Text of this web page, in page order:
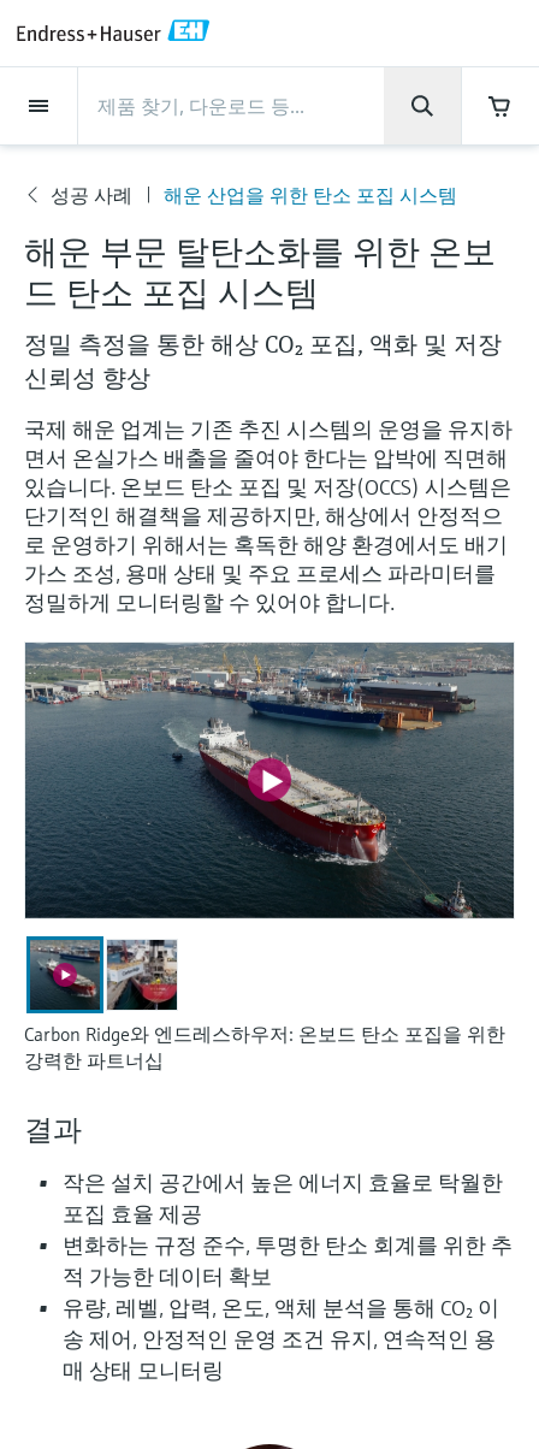
제품
Flow measurement
Level
액체 분석
온도 측정
Pressure
시스템 구성품
화학적 특성의 광학 분석
Netilion IIoT
소프트웨어
제품 도구
쉽고 빠른 제품 검색
다양한 필터를 통해 적합한 제품을 쉽고 빠르
어플리케이터
애플리케이션 파라미터를 사용하여 제품 검
색 및 사양 구성하기
Find product-specific information and
documentation
스페어 파트 검색
신속한 계기 교체 및 수리를 위해 제품의 루
트, 혹은 오더 코드를 통해 스페어 파트를 검
색하고 계기의 세부 사항, 도면 및 조립 매뉴
얼에 손쉽게 액세스해 보시기 바랍니다.
Flow measurement
전자 유량계
코리올리스 질량 유량계
초음파 유량계
볼텍스 유량계
열 질량식 유량계
Differential pressure flow
measurement
모두 쇼핑하기
Level
Radar level measurement
Vibronic point level detection
Guided radar level measurement
Ultrasonic level measurement
Capacitance level measurement
Hydrostatic level measurement
Conductive level measurement
Float switch level measurement
Radiometric level measurement
Paddle switch level measurement
Servo level measurement
Electromechanical level
measurement
Microwave barrier level
measurement
모두 쇼핑하기
액체 분석
pH sensors & transmitters
Conductivity sensors & transmitters
Turbidity sensors & transmitters
Chlorine sensors & transmitters
Oxygen sensors & transmitters
Laboratory instruments
자동 용수 샘플러
TOC, COD & SAC analyzers
ORP sensors & transmitters
Sludge level sensors & transmitters
Nutrient analyzers & sensors
Analyzers for hardness, iron & more
프로세스 광도계
Microwave transmission
measurement
Memosens 기술
모두 쇼핑하기
온도 측정
Temperature transmitters
Industrial thermometers
써모웰
고온 온도계
위생 온도계
소형 온도계
온도 스위치
표면 온도계
케이블 프로브
멀티포인트 온도 센서
모두 쇼핑하기
Pressure
Absolute and gauge pressure
measurement
차압 변환기를 사용한 연속 압력 측
정
시스템 구성품
Data managers & data loggers
프로세스 디스플레이 및 컨트롤 유
닛
전원 공급 장치 및 배리어
WirelessHART 솔루션
게이트웨이 및 모뎀
장치 구성 태블릿
에너지 매니저 및 애플리케이션 매
니저
서지 피뢰기
모두 쇼핑하기
화학적 특성의 광학 분석
TDLAS 및 QF 분석기
Raman 분광 분석기
배출 모니터링 솔루션
입자 측정 계기
디지털 분석기 솔루션
프로세스 가스 분석기
공기질 측정 계기
연기 감지기
가시거리 측정 계기
높이 초과 감지기
모두 쇼핑하기
Netilion IIoT
Netilion Value
Netilion Health
Netilion Analytics
Netilion Library
Netilion Inventory
Netilion Connect
Netilion Device Viewer
Netilion Water
서비스
프로젝트 및 시운전 서비스
서비스 지원 및 트레이닝
유지보수 서비스
성능 최적화 서비스
View all
프로젝트 및 시운전 서비스
계기의 시운전 서비스
산업 프로젝트 관리 서비스
워런티 연장
서비스 지원 및 트레이닝
스마트 서포트
원격 자산 모니터링
프로세스 계측 교육 과정
유지보수 서비스
검증 서비스
On-site calibration services
예방 유지보수 서비스
수리 서비스
성능 최적화 서비스
측정 성능 분석
검교정 주기 최적화
동적 설치 자산 분석
산업
식음료 산업
Water, Wastewater & Waste
Oil & Gas / Marine
Life Sciences
화학: 지속가능한 성공을 위한 파
트너십
Power & Energy
Mining, Minerals & Metals
유틸리티 - 스팀
모든 산업에 초점
산업재 시장에서의 지속 가능한 솔
루션
디지털화를 통한 프로세스 산업의
변화
정확한 의사결정을 보장하는 공정
투명성을 기반으로 한 운영 우수성
지원
서비스 지원
고객 지원 - 모든 서비스를 한눈에 확인해보
세요!
자료 다운로드
각종 운영 매뉴얼과 브로셔, 소프트웨어 업데
이트 사항, 동영상, 인증서를 비롯한 다양한
자료를 다운로드 받으실 수 있습니다.
배우기
교육 자료
엔드레스하우저가 제공하는 교육 자료를 통
해 역량을 강화하세요
엔드레스하우저는 온/오프라인 세미나, 전시
회, 트레이닝 등 고객 여러분과의 원활한 소
통을 위해 다양한 채널을 제공합니다.
회사 소개
엔드레스하우저 소개
생산 공장
핵심 역량
고객 성공 사례
뉴스 & 스토리
전시회 및 세미나
커리어
엔드레스하우저 소개
그룹 소개
한국엔드레스하우저
2024년 경영성과
그룹 경영
연혁
기업 문화와 가치
지속 가능 경영
관계사
생산 공장
Endress+Hauser Level+Pressure
Endress+Hauser Flow
Endress+Hauser Liquid Analysis
Endress+Hauser
Temperature+System Products
Endress+Hauser Digital Solutions
Endress+Hauser Optical Analysis
Endress+Hauser SICK
핵심 역량
공정 안전성
Cybersecurity
공정 자동화 프로젝트
My Endress+Hauser
전자 구매 시스템의 통합
뉴스 & 스토리
뉴스 & 스토리
모든 기사
보도자료
엔드레스하우저 스토리
미디어 라이브러리
프레스 이벤트
전시회 및 세미나
트레이닝
세미나
전시회
웨비나
서밋
네트워킹
이벤트 & 트레이닝 찾기
커리어
Explore open positions
채용 기회
More job opportunities
Job opportunities with Innovative
Sensor Technology IST AG
Job opportunities at
Endress+Hauser SICK
사
소
개
성공 사례 해운 산업을 위한 탄소 포집 시스템
해운 부문 탈탄소화를 위한 온보
드 탄소 포집 시스템
정밀 측정을 통한 해상 CO₂ 포집, 액화 및 저장
신뢰성 향상
국제 해운 업계는 기존 추진 시스템의 운영을 유지하
면서 온실가스 배출을 줄여야 한다는 압박에 직면해
있습니다. 온보드 탄소 포집 및 저장(OCCS) 시스템은
단기적인 해결책을 제공하지만, 해상에서 안정적으
로 운영하기 위해서는 혹독한 해양 환경에서도 배기
가스 조성, 용매 상태 및 주요 프로세스 파라미터를
정밀하게 모니터링할 수 있어야 합니다.
Carbon Ridge와 엔드레스하우저: 온보드 탄소 포집을 위한
강력한 파트너십
결과
작은 설치 공간에서 높은 에너지 효율로 탁월한
포집 효율 제공
변화하는 규정 준수, 투명한 탄소 회계를 위한 추
적 가능한 데이터 확보
유량, 레벨, 압력, 온도, 액체 분석을 통해 CO₂ 이
송 제어, 안정적인 운영 조건 유지, 연속적인 용
매 상태 모니터링